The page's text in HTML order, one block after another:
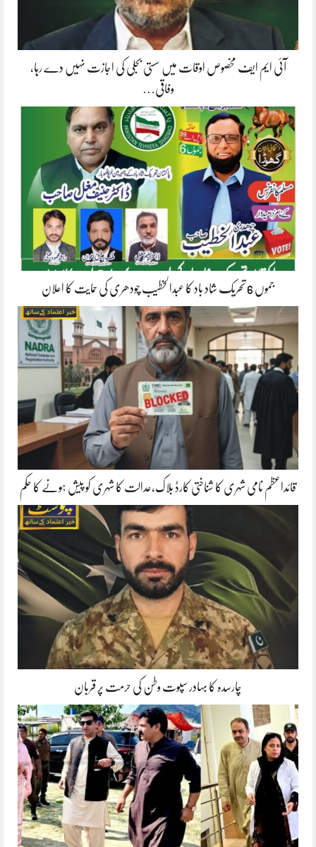
آئی ایم ایف مخصوص اوقات میں سستی بجلی کی اجازت نہیں دے رہا،
وفاقی…
جموں 6 تحریک شاد باد کا عبدالخطیب چودھری کی حمایت کا اعلان
قائداعظم نامی شہری کا شناختی کارڈ بلاک،عدالت کا شہری کو پیش ہونے کا حکم
چارسدہ کا بہادر سپوت وطن کی حرمت پر قربان